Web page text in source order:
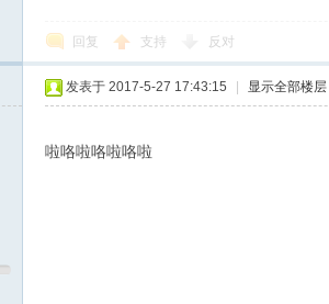
回复 支持 反对
发表于 2017-5-27 17:43:15 显示全部楼层
啦咯啦咯啦咯啦